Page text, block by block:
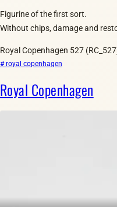
Figurine of the first sort.
Without chips, damage and
Royal Copenhagen 527
# royal copenhagen
Royal Copenhagen